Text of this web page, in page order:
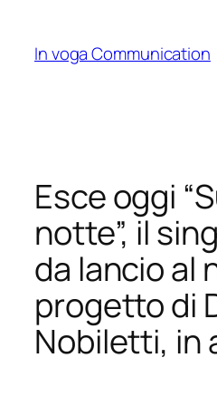
content
In voga Communication
Esce oggi
notte”, il
da lancio al
progetto di
Nobiletti, in